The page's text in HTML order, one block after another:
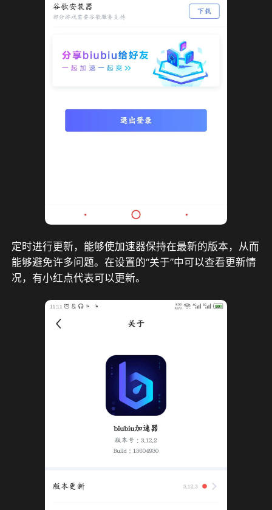
定时进行更新，能够使加速器保持在最新的版本，从而
能够避免许多问题。在设置的“关于”中可以查看更新情
况，有小红点代表可以更新。